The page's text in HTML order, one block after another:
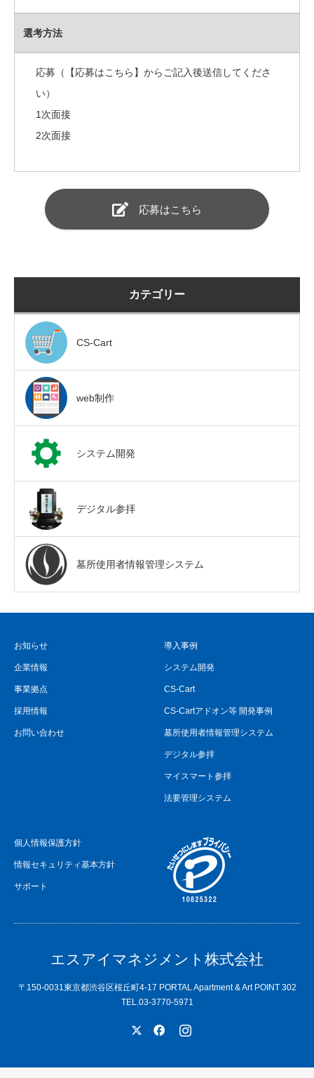
選考方法
応募（【応募はこちら】からご記入後送信してくださ
い）
1次面接
2次面接
応募はこちら
カテゴリー
CS-Cart
web制作
システム開発
デジタル参拝
墓所使用者情報管理システム
お知らせ
企業情報
事業拠点
採用情報
お問い合わせ
導入事例
システム開発
CS-Cart
CS-Cartアドオン等 開発事例
墓所使用者情報管理システム
デジタル参拝
マイスマート参拝
法要管理システム
個人情報保護方針
情報セキュリティ基本方針
サポート
エスアイマネジメント株式会社
〒150-0031東京都渋谷区桜丘町4-17 PORTAL Apartment & Art POINT 302
TEL.03-3770-5971